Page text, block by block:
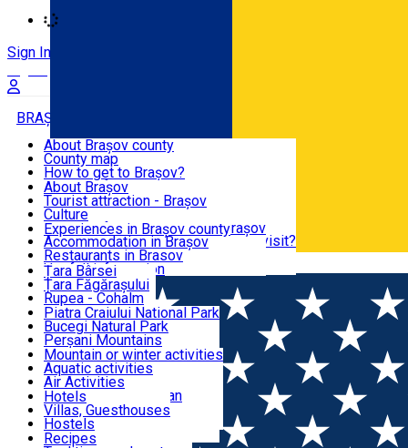
Română
Sign In
BRAȘOV COUNTY
BRAȘOV
EXPERIENCES
DESTINATIONS
NATURE
ACTIVE TOURISM
ACCOMMODATION
CULTURAL HERITAGE
About Brașov county
County map
How to get to Brașov?
Tourist Information Centers
Tourist Guides
Brașov Tourism Recommendations
Historical tourist attractions
What would a local recommend to visit?
Tourism news Brașov
Restaurants
About Brașov
Tourist attraction - Brașov
Culture
Tourist Information Center - Brașov
Accommodation in Brașov
Restaurants in Brasov
Usefull information
Experiences in Brașov county
Țara Bârsei
Țara Făgărașului
Rupea - Cohalm
ECO Destinations
Piatra Craiului National Park
Bucegi Natural Park
Perșani Mountains
Făgăraș Mountains
Postăvarul Peak
Măgura Codlei
Ciucaș Mountains
Protected areas
Other natural attractions
Speoturism
Mountain or winter activities
Aquatic activities
Air Activities
Adventure, Equestrian
Cycling, Running
Other activities
Hotels
Villas, Guesthouses
Hostels
Cottages
Recipes